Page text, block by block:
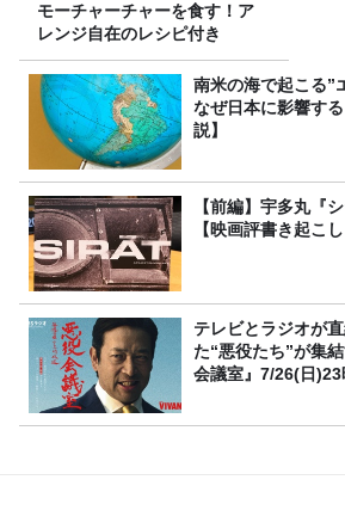
モーチャーチャーを食す！ア
レンジ自在のレシピ付き
南米の海で起こる”
なぜ日本に影響す
説】
【前編】宇多丸『
【映画評書き起こ
テレビとラジオが
た“悪役たち”が集
会議室』7/26(日)23